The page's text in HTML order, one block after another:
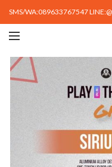
SMS/WA:089633767547